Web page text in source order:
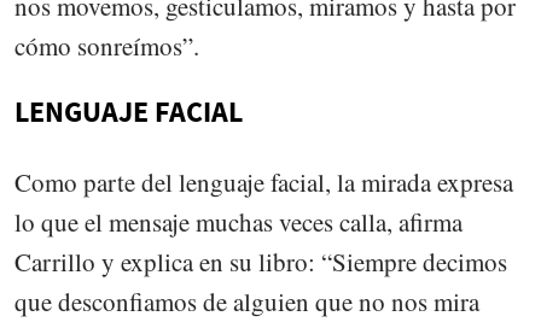
cómo sonreímos”.
LENGUAJE FACIAL
Como parte del lenguaje facial, la mirada expresa
lo que el mensaje muchas veces calla, afirma
Carrillo y explica en su libro: “Siempre decimos
que desconfiamos de alguien que no nos mira